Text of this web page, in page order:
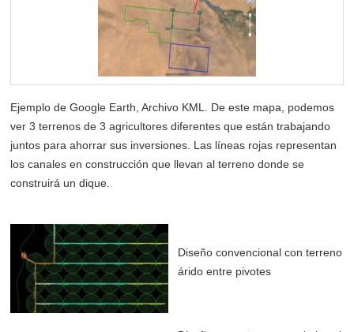
Ejemplo de Google Earth, Archivo KML. De este mapa, podemos
ver 3 terrenos de 3 agricultores diferentes que están trabajando
juntos para ahorrar sus inversiones. Las líneas rojas representan
los canales en construcción que llevan al terreno donde se
construirá un dique.
Diseño convencional con terreno
árido entre pivotes